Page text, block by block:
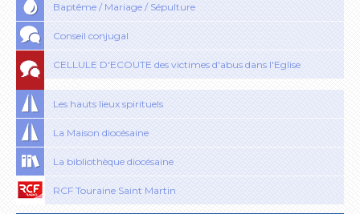
Baptême / Mariage / Sépulture
Conseil conjugal
CELLULE D'ECOUTE des victimes d'abus dans l'Eglise
Les hauts lieux spirituels
La Maison diocésaine
La bibliothèque diocésaine
RCF Touraine Saint Martin